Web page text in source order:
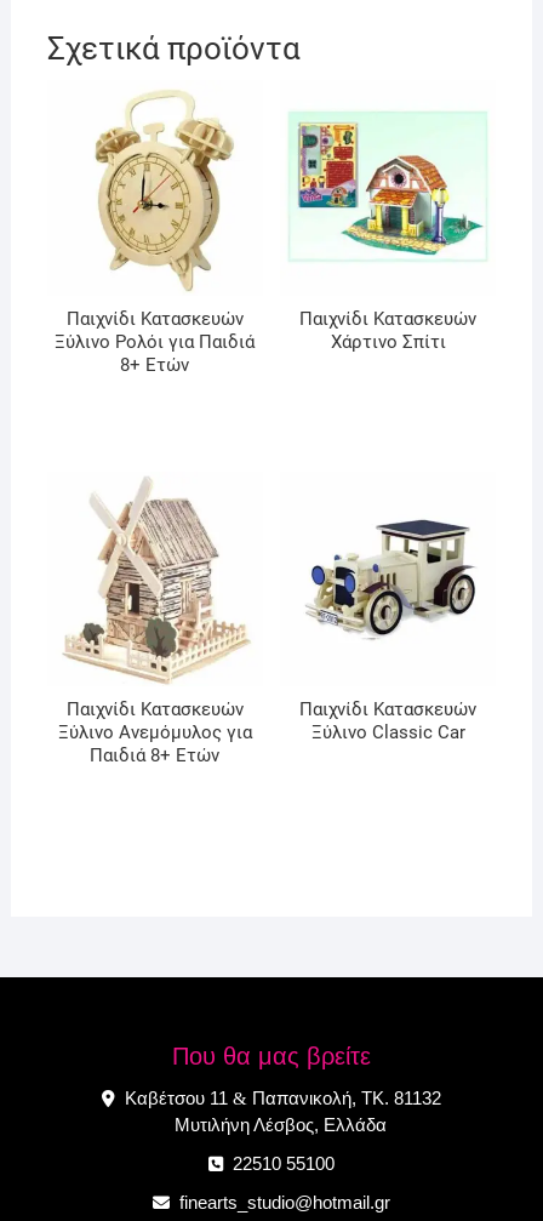
Σχετικά προϊόντα
Παιχνίδι Κατασκευών
Ξύλινo Ρολόι για Παιδιά
8+ Ετών
Παιχνίδι Κατασκευών
Χάρτινο Σπίτι
Παιχνίδι Κατασκευών
Ξύλινo Ανεμόμυλος για
Παιδιά 8+ Ετών
Παιχνίδι Κατασκευών
Ξύλινo Classic Car
Που θα μας βρείτε
Καβέτσου 11 & Παπανικολή, ΤΚ. 81132
Μυτιλήνη Λέσβος, Ελλάδα
22510 55100
finearts_studio@hotmail.gr